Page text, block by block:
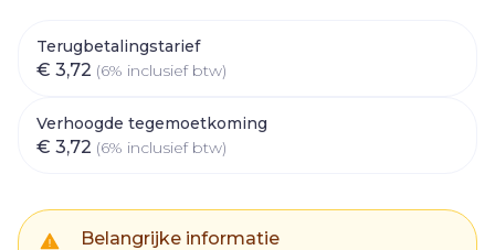
Terugbetalingstarief
€ 3,72 (6% inclusief btw)
Verhoogde tegemoetkoming
€ 3,72 (6% inclusief btw)
Belangrijke informatie